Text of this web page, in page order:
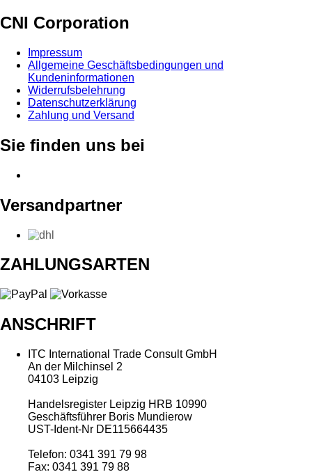
CNI Corporation
Impressum
Allgemeine Geschäftsbedingungen und
Kundeninformationen
Widerrufsbelehrung
Datenschutzerklärung
Zahlung und Versand
Sie finden uns bei
Versandpartner
ZAHLUNGSARTEN
ANSCHRIFT
ITC International Trade Consult GmbH
An der Milchinsel 2
04103 Leipzig
Handelsregister Leipzig HRB 10990
Geschäftsführer Boris Mundierow
UST-Ident-Nr DE115664435
Telefon: 0341 391 79 98
Fax: 0341 391 79 88